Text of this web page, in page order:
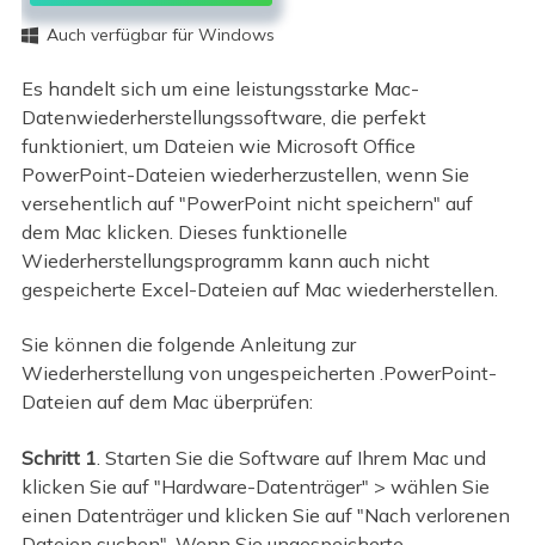
 Auch verfügbar für Windows
Es handelt sich um eine leistungsstarke Mac-
Datenwiederherstellungssoftware, die perfekt
funktioniert, um Dateien wie Microsoft Office
PowerPoint-Dateien wiederherzustellen, wenn Sie
versehentlich auf "PowerPoint nicht speichern" auf
dem Mac klicken. Dieses funktionelle
Wiederherstellungsprogramm kann auch nicht
gespeicherte Excel-Dateien auf Mac wiederherstellen.
Sie können die folgende Anleitung zur
Wiederherstellung von ungespeicherten .PowerPoint-
Dateien auf dem Mac überprüfen:
Schritt 1 . Starten Sie die Software auf Ihrem Mac und
klicken Sie auf "Hardware-Datenträger" > wählen Sie
einen Datenträger und klicken Sie auf "Nach verlorenen